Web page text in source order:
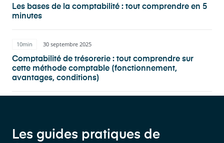
Les bases de la comptabilité : tout comprendre en 5
minutes
10min 30 septembre 2025
Comptabilité de trésorerie : tout comprendre sur
cette méthode comptable (fonctionnement,
avantages, conditions)
Les guides pratiques de